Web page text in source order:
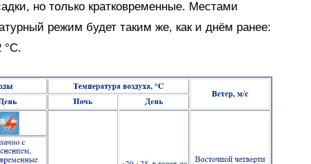
но только кратковременные. Местами
режим будет таким же, как и днём ранее:
°C.